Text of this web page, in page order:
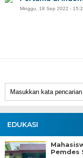
EDUKASI
Pemdes
Minggu, 18 Sep 2022 -